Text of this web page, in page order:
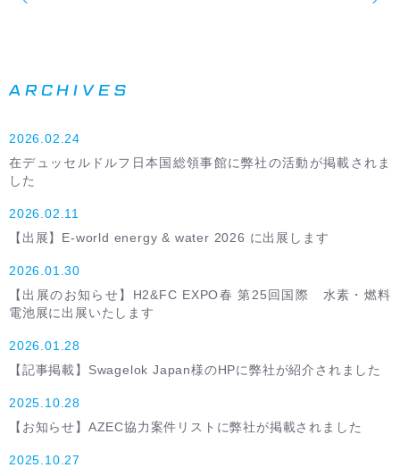
ARCHIVES
2026.02.24
在デュッセルドルフ日本国総領事館に弊社の活動が掲載されま
した
2026.02.11
【出展】E-world energy & water 2026 に出展します
2026.01.30
【出展のお知らせ】H2&FC EXPO春 第25回国際 水素・燃料
電池展に出展いたします
2026.01.28
【記事掲載】Swagelok Japan様のHPに弊社が紹介されました
2025.10.28
【お知らせ】AZEC協力案件リストに弊社が掲載されました
2025.10.27